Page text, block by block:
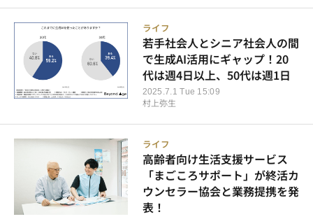
ライフ
2025.7.1 Tue 15:09
若手社会人とシニア社会人の間
で生成AI活用にギャップ！20
代は週4日以上、50代は週1日
村上弥生
ライフ
高齢者向け生活支援サービス
「まごころサポート」が終活カ
ウンセラー協会と業務提携を発
表！